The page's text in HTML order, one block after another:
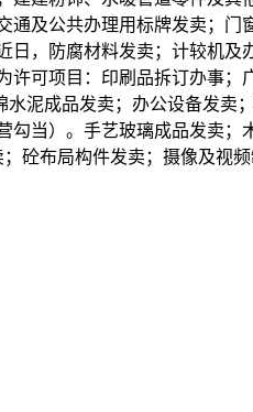
及公共办理用标牌发卖；
，防腐材料发卖；计较机
可项目：印刷品拆订办事
泥成品发卖；办公设备发卖
当）。手艺玻璃成品发卖
砼布局构件发卖；摄像及视